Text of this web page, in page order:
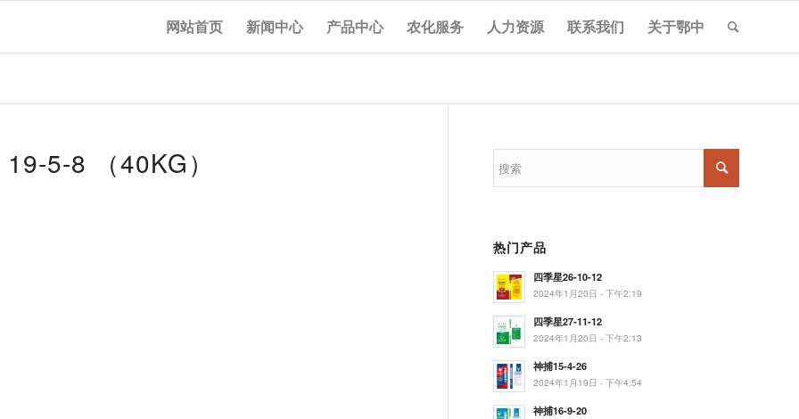
网站首页 新闻中心 产品中心 农化服务 人力资源 联系我们 关于鄂中
5-8 （40KG）
热门产品
四季星26-10-12
2024年1月20日 - 下午2:19
四季星27-11-12
2024年1月20日 - 下午2:13
神捕15-4-26
2024年1月19日 - 下午4:54
神捕16-9-20